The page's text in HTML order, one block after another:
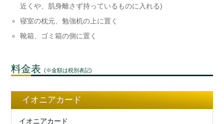
近くや、肌身離さず持っているものに入れる)
寝室の枕元、勉強机の上に置く
靴箱、ゴミ箱の側に置く
料金表 (※金額は税別表記)
イオニアカード
イオニアカード